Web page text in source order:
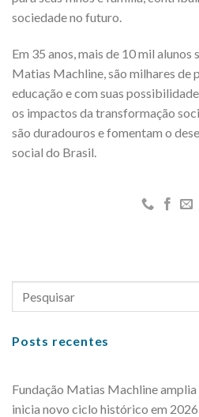
sociedade no futuro.
Em 35 anos, mais de 10 mil alunos
Matias Machline, são milhares de
educação e com suas
os impactos da transformação
são duradouros e fomentam o
social do Brasil.
Posts recentes
Fundação Matias Machline amplia
inicia novo ciclo histórico em 2026